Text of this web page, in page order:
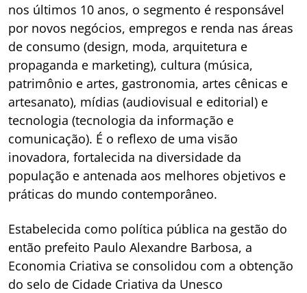
nos últimos 10 anos, o segmento é responsável
por novos negócios, empregos e renda nas áreas
de consumo (design, moda, arquitetura e
propaganda e marketing), cultura (música,
patrimônio e artes, gastronomia, artes cênicas e
artesanato), mídias (audiovisual e editorial) e
tecnologia (tecnologia da informação e
comunicação). É o reflexo de uma visão
inovadora, fortalecida na diversidade da
população e antenada aos melhores objetivos e
práticas do mundo contemporâneo.
Estabelecida como política pública na gestão do
então prefeito Paulo Alexandre Barbosa, a
Economia Criativa se consolidou com a obtenção
do selo de Cidade Criativa da Unesco